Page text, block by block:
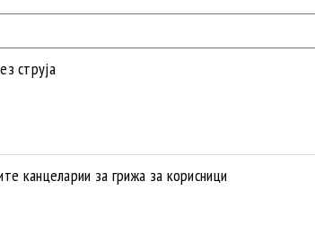
струја
канцеларии за грижа за корисници